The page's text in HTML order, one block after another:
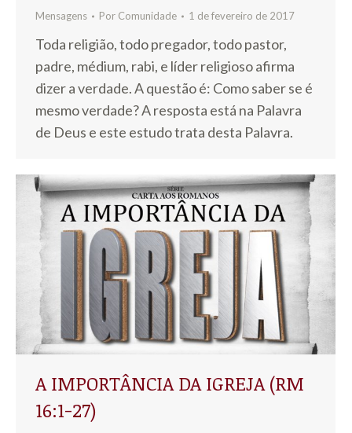
Mensagens Por Comunidade 1 de fevereiro de 2017
Toda religião, todo pregador, todo pastor,
padre, médium, rabi, e líder religioso afirma
dizer a verdade. A questão é: Como saber se é
mesmo verdade? A resposta está na Palavra
de Deus e este estudo trata desta Palavra.
A IMPORTÂNCIA DA IGREJA (RM
16:1-27)